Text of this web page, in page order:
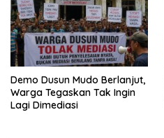
Demo Dusun Mudo Berlanjut,
Warga Tegaskan Tak Ingin
Lagi Dimediasi